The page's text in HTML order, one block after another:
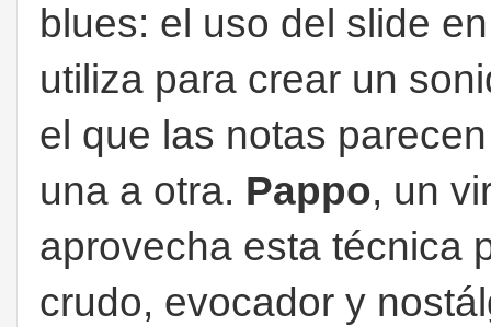
blues: el uso del slide
utiliza para crear un
el que las notas
una a otra. Pappo, un
aprovecha esta técnica
crudo, evocador y